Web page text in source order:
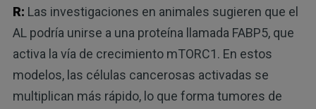
R: Las investigaciones en animales sugieren que el
AL podría unirse a una proteína llamada FABP5, que
activa la vía de crecimiento mTORC1. En estos
modelos, las células cancerosas activadas se
multiplican más rápido, lo que forma tumores de